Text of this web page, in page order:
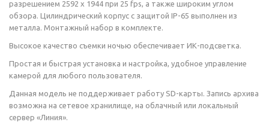
разрешением 2592 х 1944 при 25 fps, а также широким углом
обзора. Цилиндрический корпус с защитой IP-65 выполнен из
металла. Монтажный набор в комплекте.
Высокое качество съемки ночью обеспечивает ИК-подсветка.
Простая и быстрая установка и настройка, удобное управление
камерой для любого пользователя.
Данная модель не поддерживает работу SD-карты. Запись архива
возможна на сетевое хранилище, на облачный или локальный
сервер «Линия».